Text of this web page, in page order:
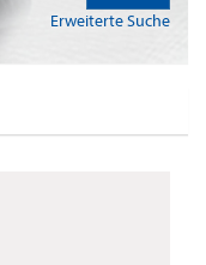
Erweiterte Suche